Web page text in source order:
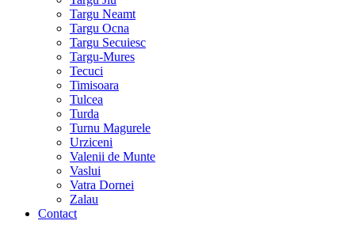
Targu Neamt
Targu Ocna
Targu Secuiesc
Targu-Mures
Tecuci
Timisoara
Tulcea
Turda
Turnu Magurele
Urziceni
Valenii de Munte
Vaslui
Vatra Dornei
Zalau
Contact